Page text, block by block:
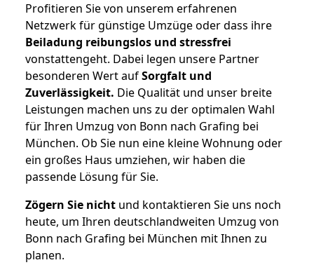
Profitieren Sie von unserem erfahrenen
Netzwerk für günstige Umzüge oder dass ihre
Beiladung reibungslos und stressfrei
vonstattengeht. Dabei legen unsere Partner
besonderen Wert aufSorgfalt und
Zuverlässigkeit. Die Qualität und unser breite
Leistungen machen uns zu der optimalen Wahl
für Ihren Umzug von Bonn nach Grafing bei
München. Ob Sie nun eine kleine Wohnung oder
ein großes Haus umziehen, wir haben die
passende Lösung für Sie.
Zögern Sie nicht und kontaktieren Sie uns noch
heute, um Ihren deutschlandweiten Umzug von
Bonn nach Grafing bei München mit Ihnen zu
planen.